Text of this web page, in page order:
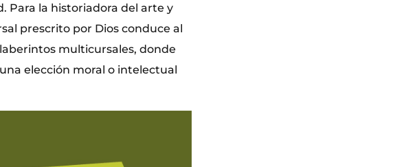
Para la historiadora del arte y
prescrito por Dios conduce al
multicursales, donde
elección moral o intelectual